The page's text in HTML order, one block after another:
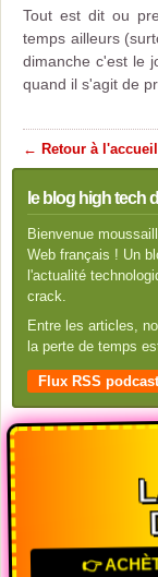
Tout est dit ou
temps ailleurs
dimanche c'est le
quand il s'agit de
← Retour à l'accueil
le blog high tech
Bienvenue
Web français ! Un
l'actualité
crack.
Entre les articles,
la perte de temps
Flux RSS podcast
👉